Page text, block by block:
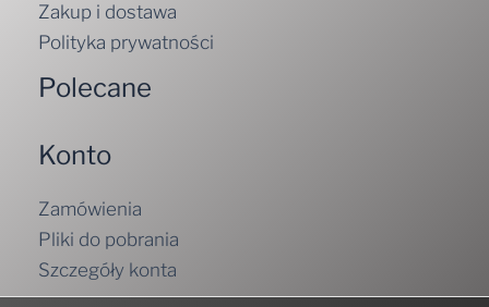
Zakup i dostawa
Polityka prywatności
Polecane
Konto
Zamówienia
Pliki do pobrania
Szczegóły konta